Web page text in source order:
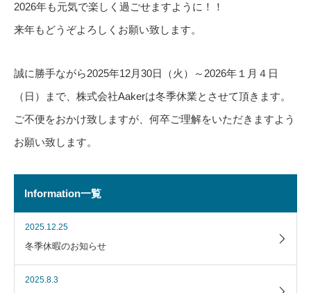
2026年も元気で楽しく過ごせますように！！
来年もどうぞよろしくお願い致します。
誠に勝手ながら2025年12月30日（火）～2026年１月４日
（日）まで、株式会社Aakerは冬季休業とさせて頂きます。
ご不便をおかけ致しますが、何卒ご理解をいただきますよう
お願い致します。
Information一覧
2025.12.25
冬季休暇のお知らせ
2025.8.3